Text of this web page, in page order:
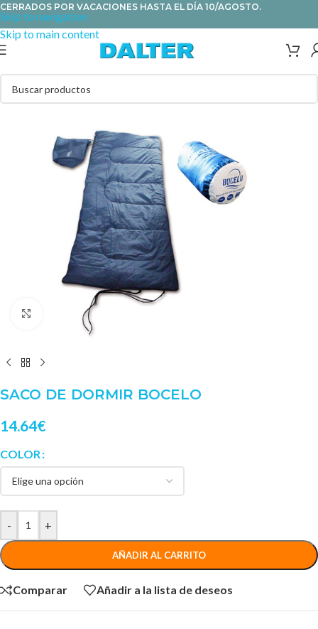
Skip to navigation
Skip to main content
CERRADOS POR VACACIONES HASTA EL DÍA 10/AGOSTO.
Clic para ampliar
SACO DE DORMIR BOCELO
14.64€
COLOR
- +
AÑADIR AL CARRITO
Comparar Añadir a la lista de deseos